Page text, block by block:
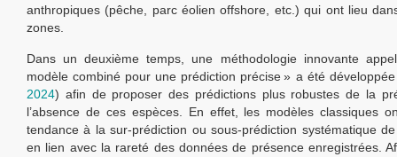
anthropiques (pêche, parc éolien offshore, etc.) qui ont lieu
zones.
Dans un deuxième temps, une méthodologie innovante
modèle combiné pour une prédiction précise » a été
2024) afin de proposer des prédictions plus robustes de la
l’absence de ces espèces. En effet, les modèles classiques
tendance à la sur-prédiction ou sous-prédiction systématique
en lien avec la rareté des données de présence enregistrées.